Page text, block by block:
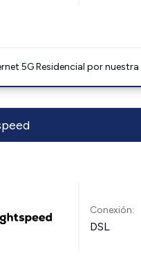
5G Residencial por
Conexión:
DSL